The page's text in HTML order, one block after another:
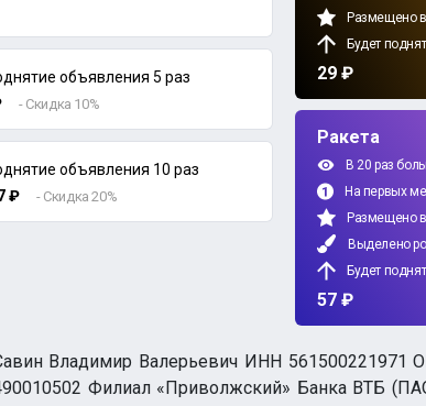
объявления 5 раз
- Скидка 10%
объявления 10 раз
₽ - Скидка 20%
Размещено
Будет
29 ₽
Ракета
В 20 раз
На первых
Размещено
Выделено
Будет
57 ₽
Владимир Валерьевич ИНН 561500221971
Филиал «Приволжский» Банка ВТБ